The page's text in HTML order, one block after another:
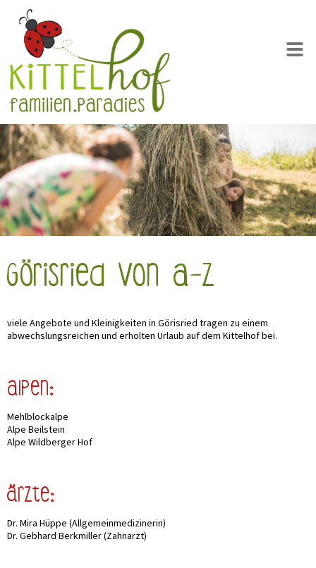
Görisried von A-Z
viele Angebote und Kleinigkeiten in Görisried tragen zu einem
abwechslungsreichen und erholten Urlaub auf dem Kittelhof bei.
Alpen:
Mehlblockalpe
Alpe Beilstein
Alpe Wildberger Hof
ärzte:
Dr. Mira Hüppe (Allgemeinmedizinerin)
Dr. Gebhard Berkmiller (Zahnarzt)